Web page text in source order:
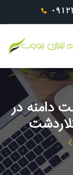
دامنه در